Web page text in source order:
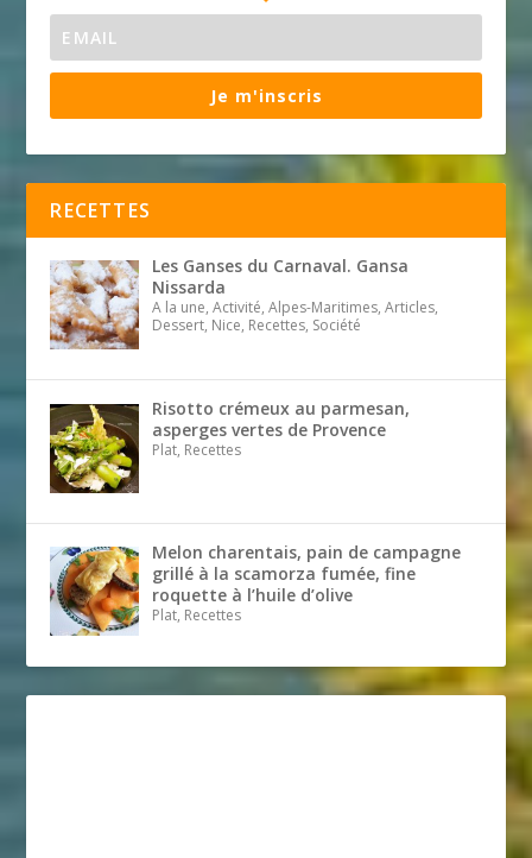
Je m'inscris
RECETTES
Les Ganses du Carnaval. Gansa
Nissarda
A la une, Activité, Alpes-Maritimes, Articles,
Dessert, Nice, Recettes, Société
Risotto crémeux au parmesan,
asperges vertes de Provence
Plat, Recettes
Melon charentais, pain de campagne
grillé à la scamorza fumée, fine
roquette à l’huile d’olive
Plat, Recettes